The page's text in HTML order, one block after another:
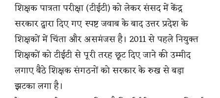
शिक्षक पात्रता परीक्षा (टीईटी) को लेकर संसद में केंद्र
सरकार द्वारा दिए गए स्पष्ट जवाब के बाद उत्तर प्रदेश के
शिक्षकों में चिंता और असमंजस है। 2011 से पहले नियुक्त
शिक्षकों को टीईटी से पूरी तरह छूट दिए जाने की उम्मीद
लगाए बैठे शिक्षक संगठनों को सरकार के रुख से बड़ा
झटका लगा है।